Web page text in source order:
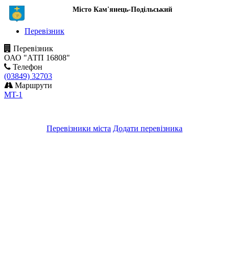
Місто Кам'янець-Подільський
Перевізник
Перевізник
ОАО "АТП 16808"
Телефон
(03849) 32703
Маршрути
MT-1
Перевізники міста Додати перевізника